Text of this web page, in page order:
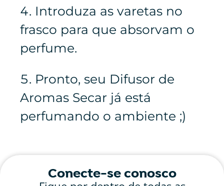
Introduza as varetas no
frasco para que absorvam o
perfume.
Pronto, seu Difusor de
Aromas Secar já está
perfumando o ambiente ;)
Conecte-se conosco